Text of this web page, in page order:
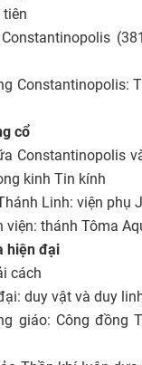
tiên
Constantinopolis:
cổ
Constantinopolis
kinh Tin kính
Linh: viện phụ
viện: thánh Tôma
hiện đại
cách
duy vật và duy
giáo: Công đồng